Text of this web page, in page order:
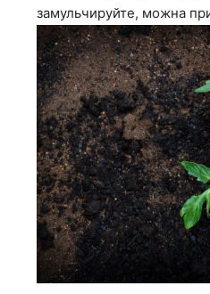
замульчируйте, можна